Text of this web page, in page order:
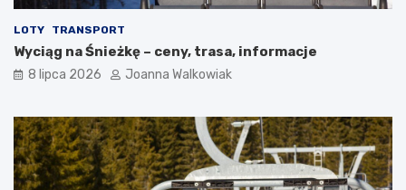
LOTY TRANSPORT
Wyciąg na Śnieżkę – ceny, trasa, informacje
8 lipca 2026 Joanna Walkowiak